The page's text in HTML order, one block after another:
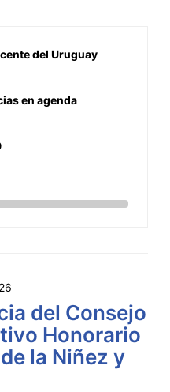
del Uruguay
en agenda
del Consejo
Honorario
la Niñez y